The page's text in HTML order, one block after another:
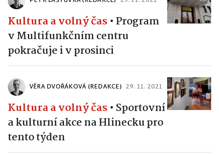
Kultura a volný čas • Program
v Multifunkčním centru
pokračuje i v prosinci
VĚRA DVOŘÁKOVÁ (REDAKCE) 29. 11. 2021
Kultura a volný čas • Sportovní
a kulturní akce na Hlinecku pro
tento týden